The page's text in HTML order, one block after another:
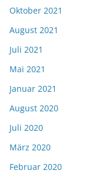
Oktober 2021
August 2021
Juli 2021
Mai 2021
Januar 2021
August 2020
Juli 2020
März 2020
Februar 2020